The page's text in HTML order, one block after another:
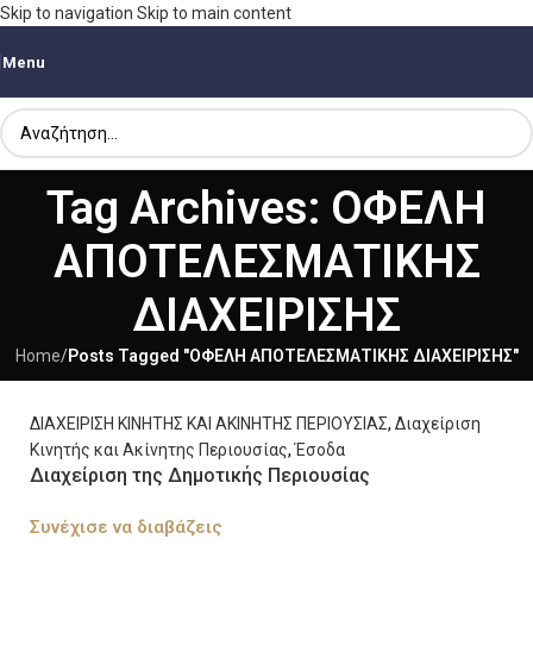
Skip to navigation Skip to main content
Menu
Tag Archives: ΟΦΕΛΗ
ΑΠΟΤΕΛΕΣΜΑΤΙΚΗΣ
ΔΙΑΧΕΙΡΙΣΗΣ
Home/Posts Tagged "ΟΦΕΛΗ ΑΠΟΤΕΛΕΣΜΑΤΙΚΗΣ ΔΙΑΧΕΙΡΙΣΗΣ"
ΔΙΑΧΕΙΡΙΣΗ ΚΙΝΗΤΗΣ ΚΑΙ ΑΚΙΝΗΤΗΣ ΠΕΡΙΟΥΣΙΑΣ, Διαχείριση
Κινητής και Ακίνητης Περιουσίας,Έσοδα
Διαχείριση της Δημοτικής Περιουσίας
Συνέχισε να διαβάζεις